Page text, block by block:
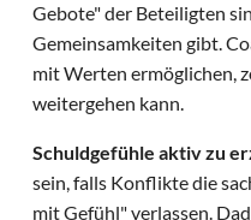
Gebote" der Beteiligten
Gemeinsamkeiten gibt.
mit Werten ermöglichen,
weitergehen kann.
Schuldgefühle aktiv zu
sein, falls Konflikte die
mit Gefühl" verlassen.